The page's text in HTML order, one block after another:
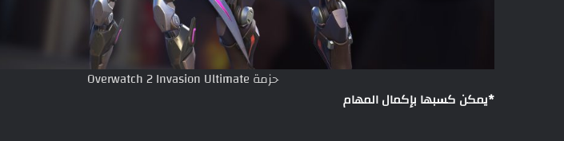
حزمة Overwatch 2 Invasion Ultimate
*يمكن كسبها بإكمال المهام